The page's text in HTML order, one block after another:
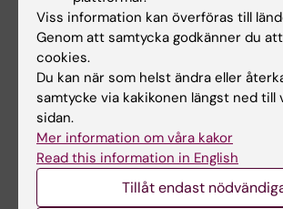
(inklusive patent) i PreludeDx,
kommersiellt forskningsanslag
från National Cancer Institute,
meduppfinnare till ett eller flera
patent/patentansökningar
eller ägda av PreludeDx.
Publikation
Viss information kan överföras till
Genom att samtycka godkänner du
cookies.
Du kan när som helst ändra eller
samtycke via kakikonen längst ned till
sidan.
Mer information om våra kakor
Read this information in English
Tillåt endast